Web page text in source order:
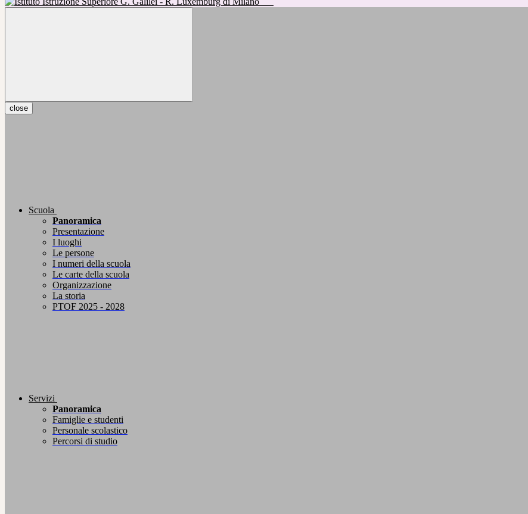
close
Scuola
Panoramica
Presentazione
I luoghi
Le persone
I numeri della scuola
Le carte della scuola
Organizzazione
La storia
PTOF 2025 - 2028
Servizi
Panoramica
Famiglie e studenti
Personale scolastico
Percorsi di studio